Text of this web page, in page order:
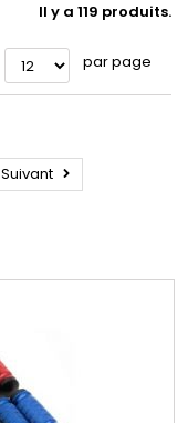
Il y a 119 produits.
par page
Suivant